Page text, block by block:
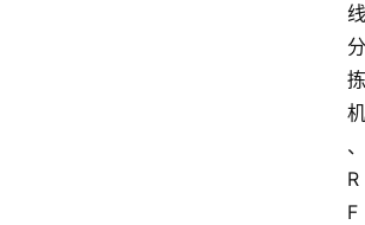
线
分
拣
机
、
R
F